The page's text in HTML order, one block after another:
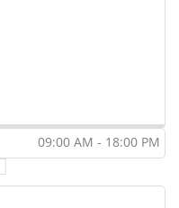
09:00 AM - 18:00 PM